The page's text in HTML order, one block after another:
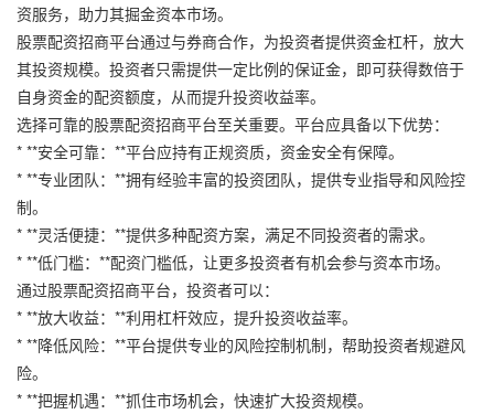
资服务，助力其掘金资本市场。
股票配资招商平台通过与券商合作，为投资者提供资金杠杆，放大
其投资规模。投资者只需提供一定比例的保证金，即可获得数倍于
自身资金的配资额度，从而提升投资收益率。
选择可靠的股票配资招商平台至关重要。平台应具备以下优势：
* **安全可靠：**平台应持有正规资质，资金安全有保障。
* **专业团队：**拥有经验丰富的投资团队，提供专业指导和风险控
制。
* **灵活便捷：**提供多种配资方案，满足不同投资者的需求。
* **低门槛：**配资门槛低，让更多投资者有机会参与资本市场。
通过股票配资招商平台，投资者可以：
* **放大收益：**利用杠杆效应，提升投资收益率。
* **降低风险：**平台提供专业的风险控制机制，帮助投资者规避风
险。
* **把握机遇：**抓住市场机会，快速扩大投资规模。